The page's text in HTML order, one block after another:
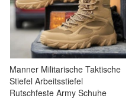
Manner Militarische Taktische
Stiefel Arbeitsstiefel
Rutschfeste Army Schuhe